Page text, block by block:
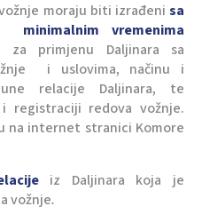
moraju biti izrađeni sa
minimalnim vremenima
primjenu Daljinara sa
i uslovima, načinu i
relacije Daljinara, te
registraciji redova vožnje.
na internet stranici Komore
iz Daljinara koja je
vožnje.